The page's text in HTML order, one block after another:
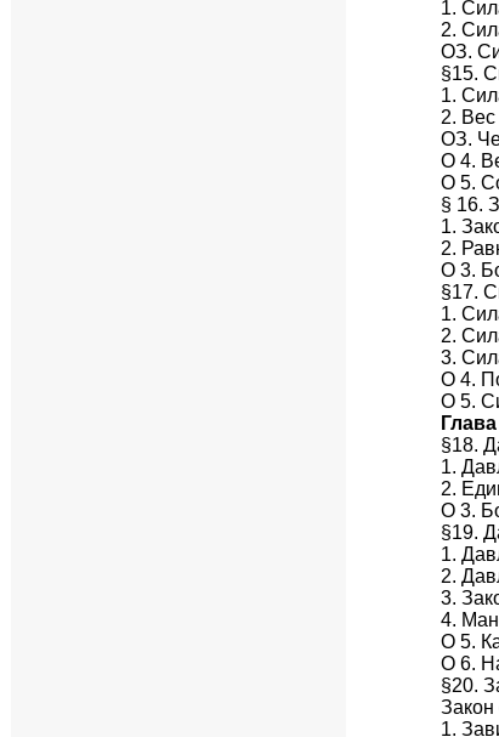
1.
2.
ОЗ.
§15.
1.
2.
ОЗ.
О 4.
О 5.
§ 16.
1.
2.
О 3.
§17.
1.
2.
3.
О 4.
О 5.
§18.
1.
2.
О 3.
§19.
1.
2.
3.
4.
О 5.
О 6.
§20.
1.